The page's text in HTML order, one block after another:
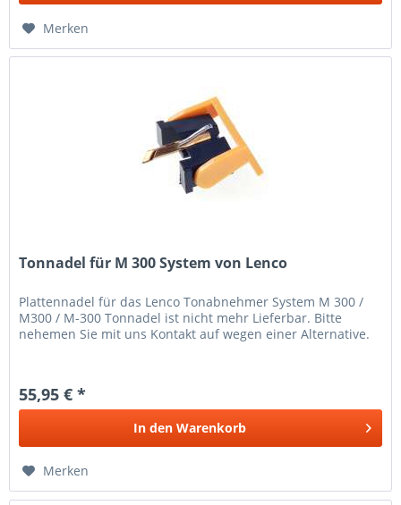
Merken
Tonnadel für M 300 System von Lenco
Plattennadel für das Lenco Tonabnehmer System M 300 /
M300 / M-300 Tonnadel ist nicht mehr Lieferbar. Bitte
nehemen Sie mit uns Kontakt auf wegen einer Alternative.
55,95 € *
In den Warenkorb
Merken